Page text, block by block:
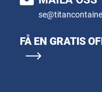
FÅ EN GRATIS